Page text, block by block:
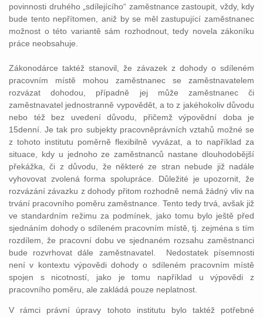
povinnosti druhého „sdílejícího“ zaměstnance zastoupit, vždy, kdy
bude tento nepřítomen, aniž by se měl zastupující zaměstnanec
možnost o této variantě sám rozhodnout, tedy novela zákoníku
práce neobsahuje.
Zákonodárce taktéž stanovil, že závazek z dohody o sdíleném
pracovním místě mohou zaměstnanec se zaměstnavatelem
rozvázat dohodou, případně jej může zaměstnanec či
zaměstnavatel jednostranně vypovědět, a to z jakéhokoliv důvodu
nebo též bez uvedení důvodu, přičemž výpovědní doba je
15denní. Je tak pro subjekty pracovněprávních vztahů možné se
z tohoto institutu poměrně flexibilně vyvázat, a to například za
situace, kdy u jednoho ze zaměstnanců nastane dlouhodobější
překážka, či z důvodu, že některé ze stran nebude již nadále
vyhovovat zvolená forma spolupráce. Důležité je upozornit, že
rozvázání závazku z dohody přitom rozhodně nemá žádný vliv na
trvání pracovního poměru zaměstnance. Tento tedy trvá, avšak již
ve standardním režimu za podmínek, jako tomu bylo ještě před
sjednáním dohody o sdíleném pracovním místě, tj. zejména s tím
rozdílem, že pracovní dobu ve sjednaném rozsahu zaměstnanci
bude rozvrhovat dále zaměstnavatel. Nedostatek písemnosti
není v kontextu výpovědi dohody o sdíleném pracovním místě
spojen s nicotností, jako je tomu například u výpovědi z
pracovního poměru, ale zakládá pouze neplatnost.
V rámci právní úpravy tohoto institutu bylo taktéž potřebné